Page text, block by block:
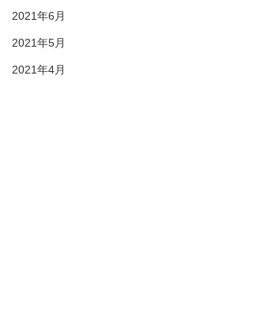
2021年6月
2021年5月
2021年4月